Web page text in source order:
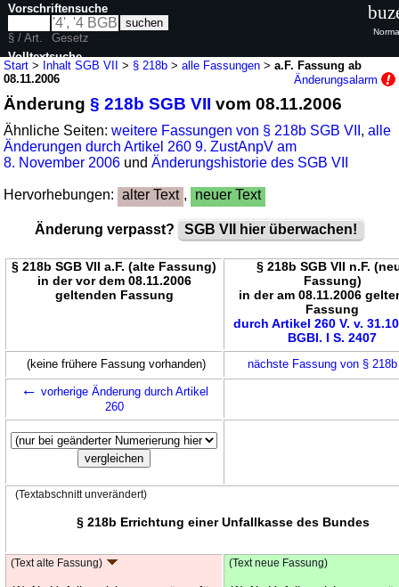
Start > Inhalt SGB VII > § 218b >alle Fassungen >a.F. Fassung ab
08.11.2006
Änderungsalarm
Änderung§ 218b SGB VII vom 08.11.2006
Ähnliche Seiten:weitere Fassungen von § 218b SGB VII ,alle
Änderungen durch Artikel 260 9. ZustAnpV am
8. November 2006 undÄnderungshistorie des SGB VII
Hervorhebungen: alter Text , neuer Text
Änderung verpasst? SGB VII hier überwachen!
§ 218b SGB VII a.F. (alte Fassung)
in der vor dem 08.11.2006
geltenden Fassung
§ 218b SGB VII n.F.
Fassung)
in der am 08.11.2006
Fassung
durch Artikel 260 V. v.
BGBl. I S. 2407
(keine frühere Fassung vorhanden) nächste Fassung von §
← vorherige Änderung durch Artikel
260
(Textabschnitt unverändert)
§ 218b Errichtung einer Unfallkasse des Bundes
(Text alte Fassung) (Text neue Fassung)
Vorschriftensuche
§ / Art.
Gesetz
Volltextsuche